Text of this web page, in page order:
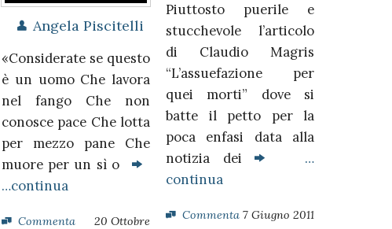
Angela Piscitelli
«Considerate se questo
è un uomo Che lavora
nel fango Che non
conosce pace Che lotta
per mezzo pane Che
muore per un sì o
…continua
Commenta
20 Ottobre
Piuttosto puerile e
stucchevole l’articolo
di Claudio Magris
“L’assuefazione per
quei morti” dove si
batte il petto per la
poca enfasi data alla
notizia dei
…
continua
Commenta 7 Giugno 2011